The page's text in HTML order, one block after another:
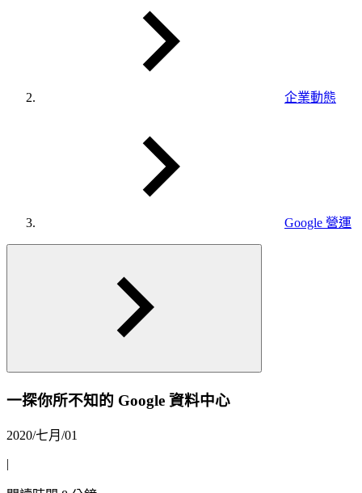
企業動態
Google 營運
一探你所不知的 Google 資料中心
2020/七月/01
|